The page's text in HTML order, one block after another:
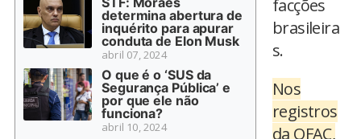
determina abertura de
inquérito para apurar
conduta de Elon Musk
abril 07, 2024
O que é o ‘SUS da
Segurança Pública’ e
por que ele não
funciona?
abril 10, 2024
facções
brasileira
s.
Nos
registros
da OFAC,